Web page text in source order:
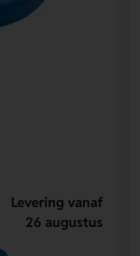
Levering vanaf
26 augustus